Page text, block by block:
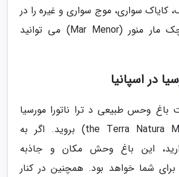
کایاک سواری، موج سواری و غیره را در
دریا و ساحل کوچک مار منور (Mar Menor) می توانید
در اسپانیا
وحس طبیعی د ترا ناتورا مورسیا
(the Terra Natura Murcia zoo park) بروید. اگر به
این باغ وحش مکان و جاذبه
شما خواهد بود. همچنین در کنار